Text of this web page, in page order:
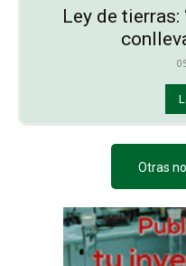
Ley de tierras:
Otras